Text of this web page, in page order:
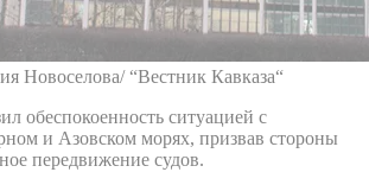
Новоселова/ “Вестник Кавказа“
обеспокоенность ситуацией с
и Азовском морях, призвав стороны
передвижение судов.